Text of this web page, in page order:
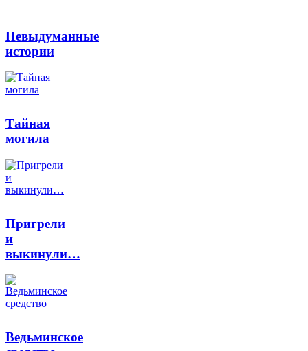
Невыдуманные
истории
Тайная
могила
Пригрели
и
выкинули…
Ведьминское